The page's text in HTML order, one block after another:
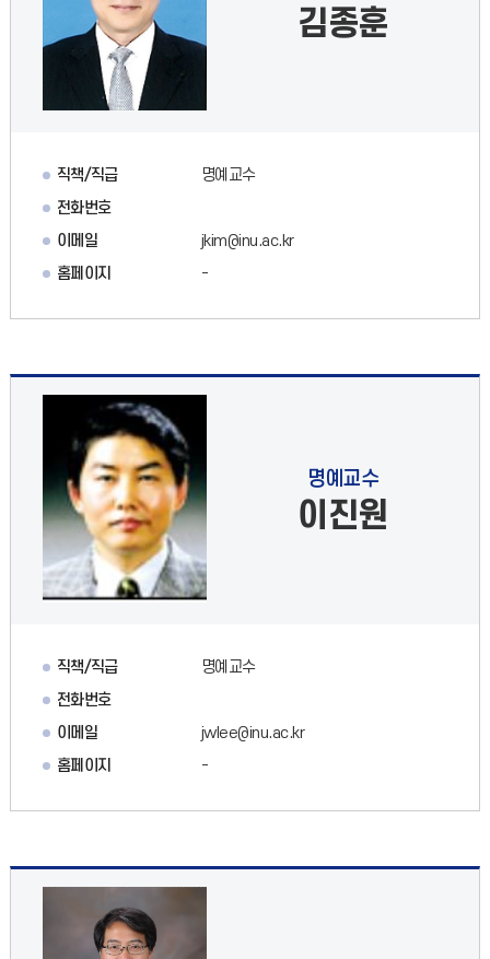
김종훈
직책/직급
명예교수
전화번호
이메일
jkim@inu.ac.kr
홈페이지
-
명예교수
이진원
직책/직급
명예교수
전화번호
이메일
jwlee@inu.ac.kr
홈페이지
-